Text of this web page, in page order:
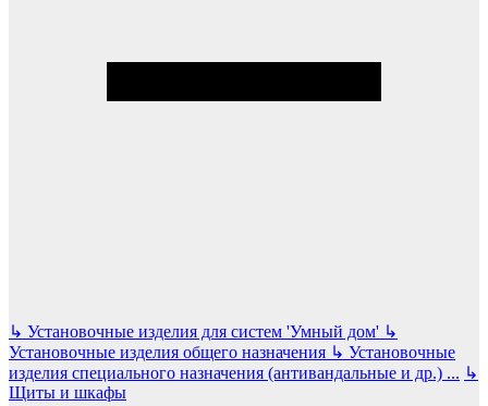
↳ Установочные изделия для систем 'Умный дом' ↳
Установочные изделия общего назначения ↳ Установочные
изделия специального назначения (антивандальные и др.) ... ↳
Щиты и шкафы